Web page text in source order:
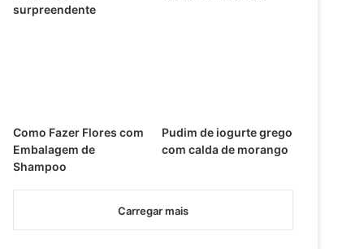
surpreendente
Como Fazer Flores com
Embalagem de
Shampoo
Pudim de iogurte grego
com calda de morango
Carregar mais